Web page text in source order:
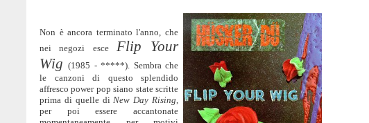
Non è ancora terminato l'anno, che
nei negozi esce Flip Your
Wig(1985 - *****). Sembra che
le canzoni di questo splendido
affresco power pop siano state scritte
prima di quelle di New Day Rising
per poi essere accantonate